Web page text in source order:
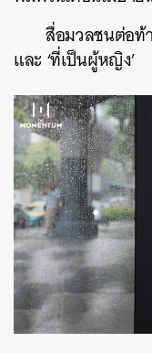
สื่อมวลชนต่อท้
และ ‘ที่เป็นผู้หญิง’